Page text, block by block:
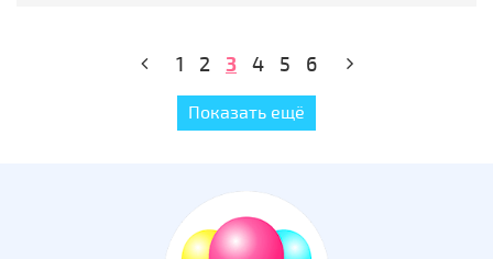
1 2 3 4 5 6
Показать ещё